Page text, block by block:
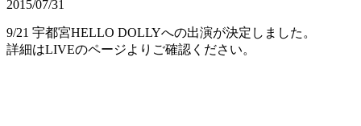
2015/07/31
9/21 宇都宮HELLO DOLLYへの出演が決定しました。
詳細はLIVEのページよりご確認ください。